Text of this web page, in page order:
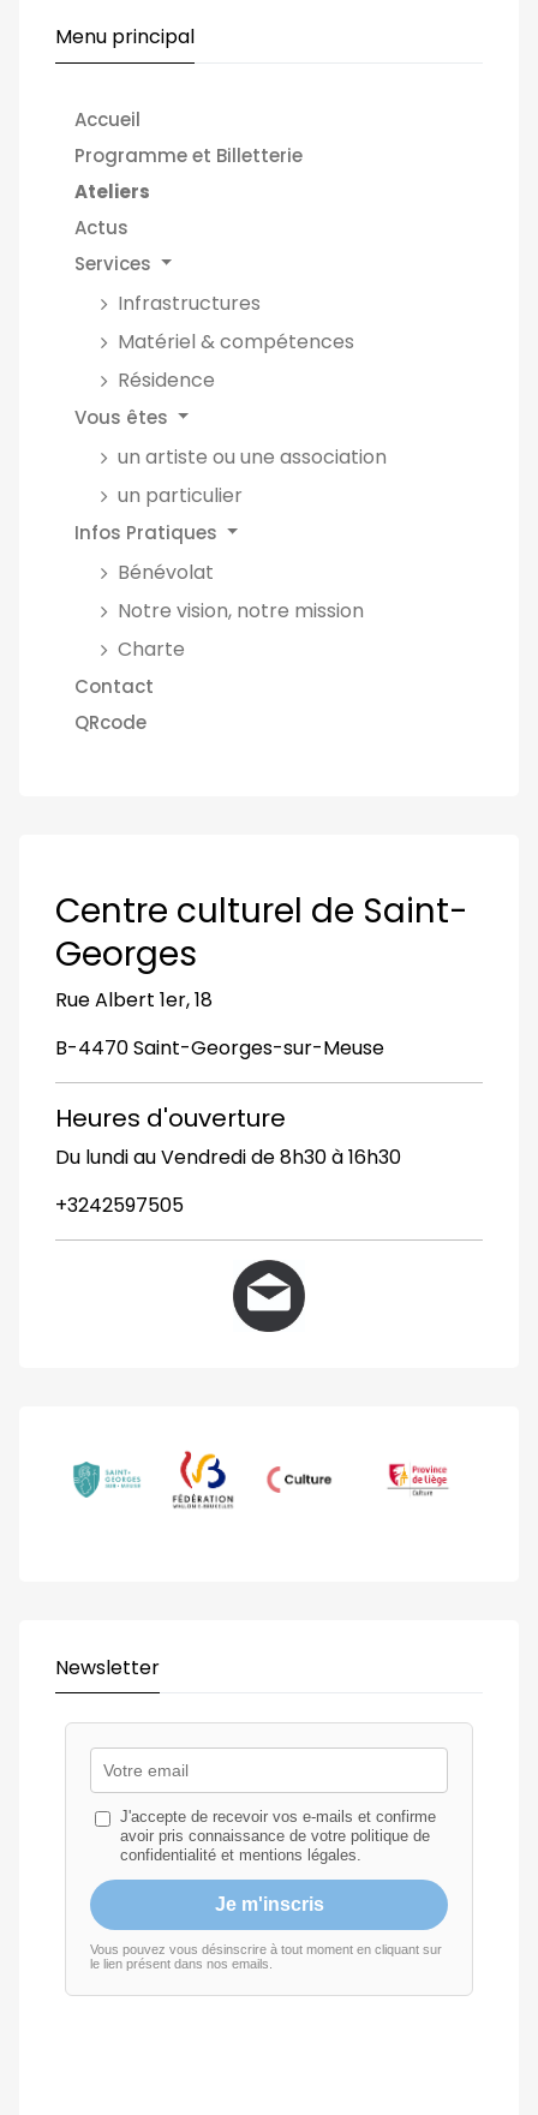
Menu principal
Accueil
Programme et Billetterie
Ateliers
Actus
Services
Infrastructures
Matériel & compétences
Résidence
Vous êtes
un artiste ou une association
un particulier
Infos Pratiques
Bénévolat
Notre vision, notre mission
Charte
Contact
QRcode
Centre culturel de Saint-
Georges
Rue Albert 1er, 18
B-4470 Saint-Georges-sur-Meuse
Heures d'ouverture
Du lundi au Vendredi de 8h30 à 16h30
+3242597505
Newsletter